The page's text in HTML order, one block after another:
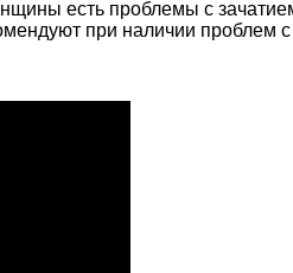
есть проблемы с
при наличии проблем